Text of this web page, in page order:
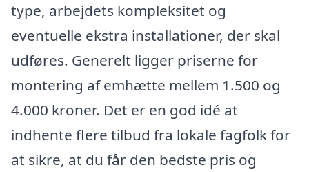
type, arbejdets kompleksitet og
eventuelle ekstra installationer, der skal
udføres. Generelt ligger priserne for
montering af emhætte mellem 1.500 og
4.000 kroner. Det er en god idé at
indhente flere tilbud fra lokale fagfolk for
at sikre, at du får den bedste pris og